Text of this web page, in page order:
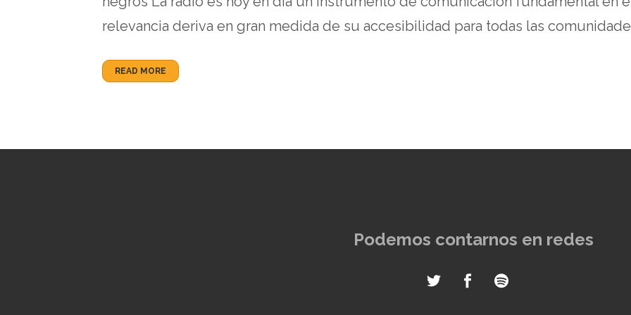
relevancia deriva en gran medida de su accesibilidad para todas las
READ MORE
Podemos contarnos en redes